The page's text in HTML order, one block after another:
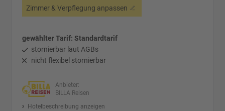
Zimmer & Verpflegung anpassen
gewählter Tarif: Standardtarif
stornierbar laut AGBs
nicht flexibel stornierbar
Anbieter:
BILLA Reisen
Hotelbeschreibung anzeigen